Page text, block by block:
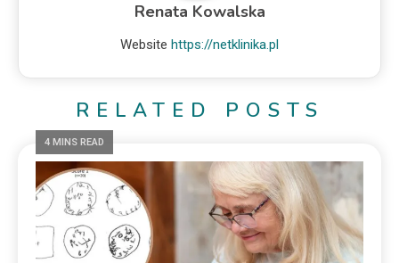
Renata Kowalska
Website https://netklinika.pl
RELATED POSTS
4 MINS READ